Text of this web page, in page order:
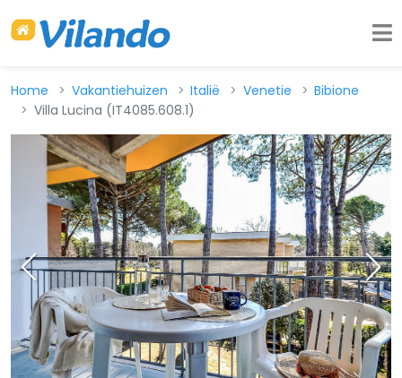
Home Vakantiehuizen Italië Venetie
Bibione
Villa Lucina (IT4085.608.1)